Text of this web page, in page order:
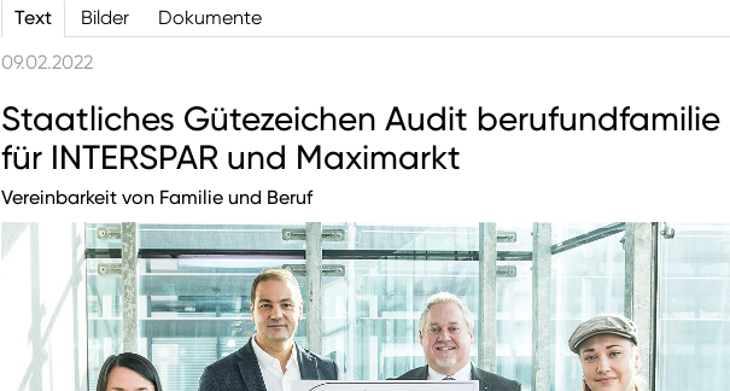
Text Bilder
Dokumente
09.02.2022
Staatliches Gütezeichen Audit berufundfamilie
für INTERSPAR und Maximarkt
Vereinbarkeit von Familie und Beruf